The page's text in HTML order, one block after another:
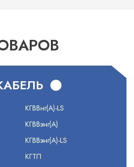
КГВВнг(А)-LS
КГВВэнг(А)
КГВВэнг(А)-LS
КГТП